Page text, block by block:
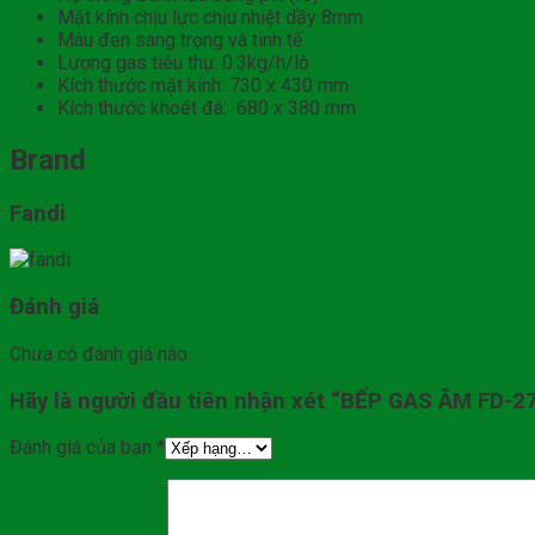
Mặt kính chịu lực chịu nhiệt dầy 8mm
Màu đen sang trọng và tinh tế
Lượng gas tiêu thụ: 0.3kg/h/lò
Kích thước mặt kính: 730 x 430 mm
Kích thước khoét đá: 680 x 380 mm
Brand
Fandi
Đánh giá
Chưa có đánh giá nào.
Hãy là người đầu tiên nhận xét “BẾP GAS ÂM FD-
Đánh giá của bạn *